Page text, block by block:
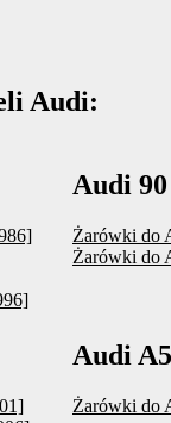
Audi:
Audi 90
Żarówki do
Żarówki do
Audi A5
Żarówki do